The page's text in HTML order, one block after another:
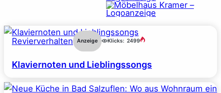
Revierverhalten Anzeige Klicks: 2499
Klaviernoten und Lieblingssongs